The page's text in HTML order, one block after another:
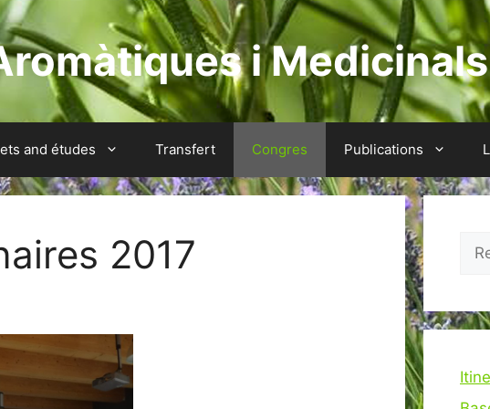
i Medicinals
and études Transfert Congres Publications
2017